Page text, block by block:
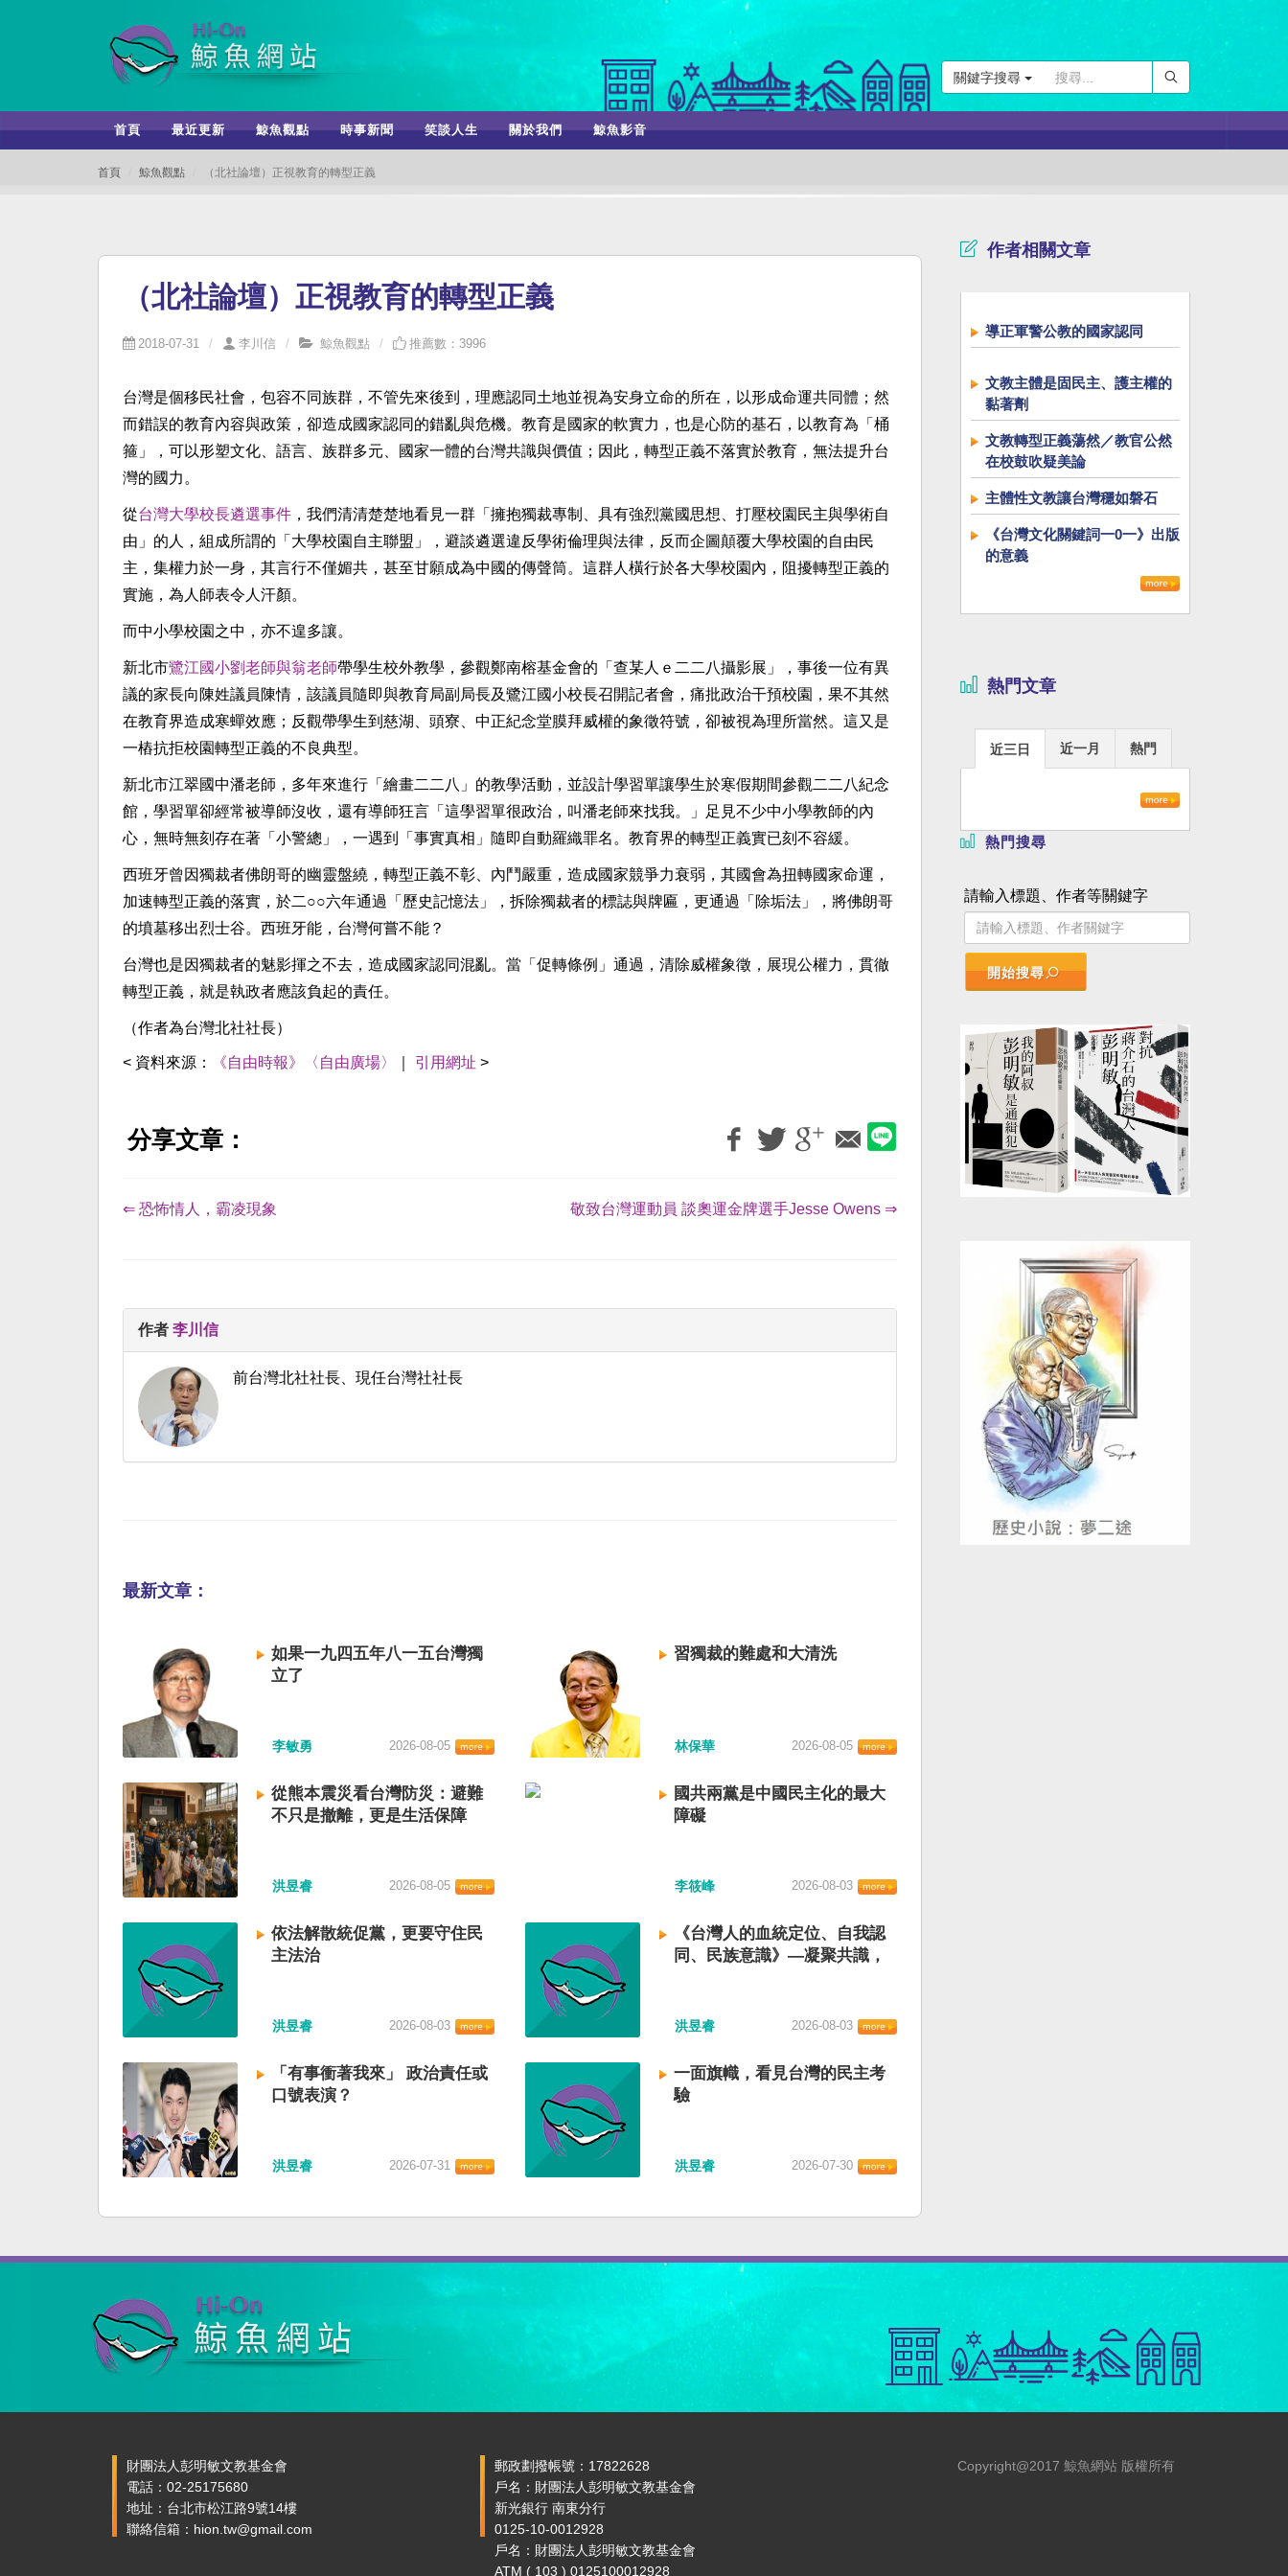
關鍵字搜尋
首頁 最近更新 鯨魚觀點 時事新聞 笑談人生 關於我們 鯨魚影音
首頁 鯨魚觀點 （北社論壇）正視教育的轉型正義
（北社論壇）正視教育的轉型正義
2018-07-31 李川信 鯨魚觀點 推薦數：3996
台灣是個移民社會，包容不同族群，不管先來後到，理應認同土地並視為安身立命的所在，以形成命運共同體；然
而錯誤的教育內容與政策，卻造成國家認同的錯亂與危機。教育是國家的軟實力，也是心防的基石，以教育為「桶
箍」，可以形塑文化、語言、族群多元、國家一體的台灣共識與價值；因此，轉型正義不落實於教育，無法提升台
灣的國力。
從台灣大學校長遴選事件 ，我們清清楚楚地看見一群「擁抱獨裁專制、具有強烈黨國思想、打壓校園民主與學術自
由」的人，組成所謂的「大學校園自主聯盟」，避談遴選違反學術倫理與法律，反而企圖顛覆大學校園的自由民
主，集權力於一身，其言行不僅媚共，甚至甘願成為中國的傳聲筒。這群人橫行於各大學校園內，阻擾轉型正義的
實施，為人師表令人汗顏。
而中小學校園之中，亦不遑多讓。
新北市鷺江國小劉老師與翁老師帶學生校外教學，參觀鄭南榕基金會的「查某人ｅ二二八攝影展」，事後一位有異
議的家長向陳姓議員陳情，該議員隨即與教育局副局長及鷺江國小校長召開記者會，痛批政治干預校園，果不其然
在教育界造成寒蟬效應；反觀帶學生到慈湖、頭寮、中正紀念堂膜拜威權的象徵符號，卻被視為理所當然。這又是
一樁抗拒校園轉型正義的不良典型。
新北市江翠國中潘老師，多年來進行「繪畫二二八」的教學活動，並設計學習單讓學生於寒假期間參觀二二八紀念
館，學習單卻經常被導師沒收，還有導師狂言「這學習單很政治，叫潘老師來找我。」足見不少中小學教師的內
心，無時無刻存在著「小警總」，一遇到「事實真相」隨即自動羅織罪名。教育界的轉型正義實已刻不容緩。
西班牙曾因獨裁者佛朗哥的幽靈盤繞，轉型正義不彰、內鬥嚴重，造成國家競爭力衰弱，其國會為扭轉國家命運，
加速轉型正義的落實，於二○○六年通過「歷史記憶法」，拆除獨裁者的標誌與牌匾，更通過「除垢法」，將佛朗哥
的墳墓移出烈士谷。西班牙能，台灣何嘗不能？
台灣也是因獨裁者的魅影揮之不去，造成國家認同混亂。當「促轉條例」通過，清除威權象徵，展現公權力，貫徹
轉型正義，就是執政者應該負起的責任。
（作者為台灣北社社長）
< 資料來源： 《自由時報》〈自由廣場〉 引用網址 >
分享文章：
⇐ 恐怖情人，霸凌現象 敬致台灣運動員 談奧運金牌選手Jesse Owens ⇒
作者 李川信
前台灣北社社長、現任台灣社社長
最新文章：
如果一九四五年八一五台灣獨
立了
李敏勇 2026-08-05
習獨裁的難處和大清洗
林保華 2026-08-05
從熊本震災看台灣防災：避難
不只是撤離，更是生活保障
洪昱睿 2026-08-05
國共兩黨是中國民主化的最大
障礙
李筱峰 2026-08-03
依法解散統促黨，更要守住民
主法治
洪昱睿 2026-08-03
《台灣人的血統定位、自我認
同、民族意識》—凝聚共識，
洪昱睿 2026-08-03
「有事衝著我來」 政治責任或
口號表演？
洪昱睿 2026-07-31
一面旗幟，看見台灣的民主考
驗
洪昱睿 2026-07-30
作者相關文章
導正軍警公教的國家認同
文教主體是固民主、護主權的
黏著劑
文教轉型正義蕩然／教官公然
在校鼓吹疑美論
主體性文教讓台灣穩如磐石
《台灣文化關鍵詞一0一》出版
的意義
熱門文章
近三日 近一月 熱門
熱門搜尋
請輸入標題、作者等關鍵字
開始搜尋
財團法人彭明敏文教基金會
電話：02-25175680
地址：台北市松江路9號14樓
聯絡信箱：hion.tw@gmail.com
郵政劃撥帳號：17822628
戶名：財團法人彭明敏文教基金會
新光銀行 南東分行
0125-10-0012928
戶名：財團法人彭明敏文教基金會
ATM ( 103 ) 0125100012928
Copyright@2017 鯨魚網站 版權所有